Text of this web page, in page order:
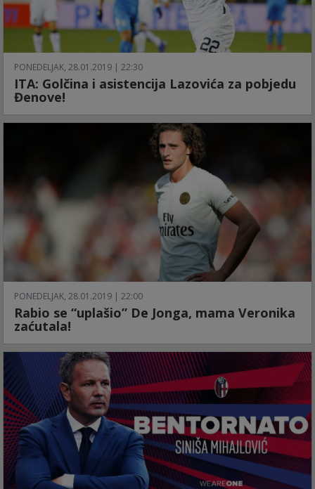
PONEDELJAK, 28.01.2019 | 22:30
ITA: Golčina i asistencija Lazovića za pobjedu
Đenove!
PONEDELJAK, 28.01.2019 | 22:00
Rabio se “uplašio” De Jonga, mama Veronika
zaćutala!